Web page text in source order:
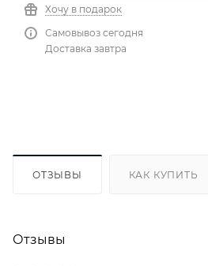
Хочу в подарок
Самовывоз сегодня
Доставка завтра
ОТЗЫВЫ КАК КУПИТЬ
Отзывы